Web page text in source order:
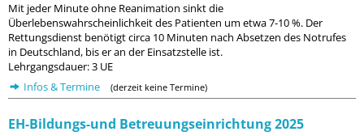
Mit jeder Minute ohne Reanimation sinkt die
Überlebenswahrscheinlichkeit des Patienten um etwa 7-10 %. Der
Rettungsdienst benötigt circa 10 Minuten nach Absetzen des Notrufes
in Deutschland, bis er an der Einsatzstelle ist.
Lehrgangsdauer: 3 UE
Infos & Termine
(derzeit keine Termine)
EH-Bildungs-und Betreuungseinrichtung 2025